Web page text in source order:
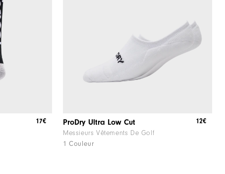
17€ ProDry Ultra Low Cut
Messieurs Vêtements De Golf
1 Couleur
12€